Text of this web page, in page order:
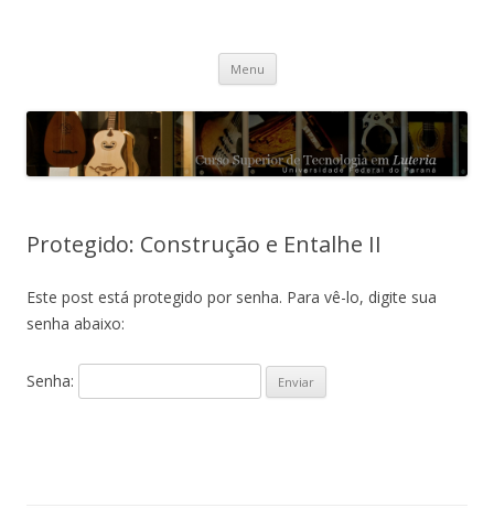
Luteria – UFPR
Menu Pular para o conteúdo
Protegido: Construção e Entalhe II
Este post está protegido por senha. Para vê-lo, digite sua
senha abaixo:
Senha: